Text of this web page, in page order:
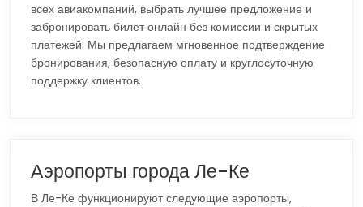
всех авиакомпаний, выбрать лучшее предложение и
забронировать билет онлайн без комиссии и скрытых
платежей. Мы предлагаем мгновенное подтверждение
бронирования, безопасную оплату и круглосуточную
поддержку клиентов.
Аэропорты города Ле-Ке
В Ле-Ке функционируют следующие аэропорты,